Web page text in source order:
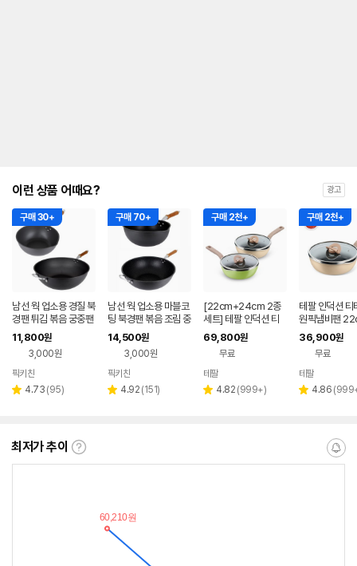
이런 상품 어때요? 광고
구매 30+
남선 웍 업소용 경질 북
경팬 튀김 볶음 궁중팬
중식 식당용후라이팬
24
11,800원
3,000원
페이
픽키친
별 4.73 리
(95)
구매 70+
남선 웍 업소용 마블코
팅 북경팬 볶음 조림 중
식 식당 단체 후라이팬
24
14,500원
3,000원
페이
픽키친
별 4.92 리
(151)
구매 2천+
[22cm+24cm 2종
세트] 테팔 인덕션 티
타늄 1X 원픽냄비팬
69,800원
무료
테팔
별 4.82 리
(999+)
구매 2천+
테팔 인덕션 티
원픽냄비팬
송이 베이지
36,900원
무료
테팔
별 4.86 리
(
최저가 추이
최
알